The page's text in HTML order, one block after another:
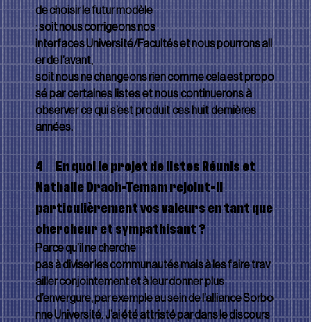
de choisir le futur modèle
: soit nous corrigeons nos
interfaces Université/Facultés et nous pourrons all
er de l’avant,
soit nous ne changeons rien comme cela est propo
sé par certaines listes et nous continuerons à
observer ce qui s’est produit ces huit dernières
années.
4      En quoi le projet de listes Réunis et
Nathalie Drach-Temam rejoint-il
particulièrement vos valeurs en tant que
chercheur et sympathisant ?
Parce qu’il ne cherche
pas à diviser les communautés mais à les faire trav
ailler conjointement et à leur donner plus
d’envergure, par exemple au sein de l’alliance Sorbo
nne Université. J’ai été attristé par dans le discours